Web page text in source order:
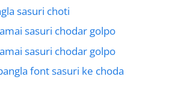
sasuri choti
jamai sasuri chodar golpo
jamai sasuri chodar golpo
bangla font sasuri ke choda